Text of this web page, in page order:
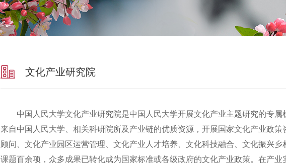
文化产业研究院
中国人民大学文化产业研究院是中国人民大学开展文化产业主题研究的专
来自中国人民大学、相关科研院所及产业链的优质资源，开展国家文化产业政
顾问、文化产业园区运营管理、文化产业人才培养、文化科技融合、文化振兴
课题百余项，众多成果已转化成为国家标准或各级政府的文化产业政策。在产